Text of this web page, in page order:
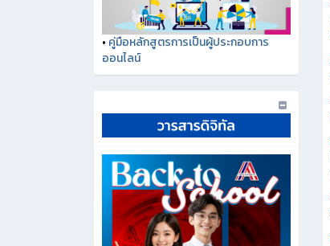
• คู่มือหลักสูตรการเป็นผู้ประกอบการ
ออนไลน์